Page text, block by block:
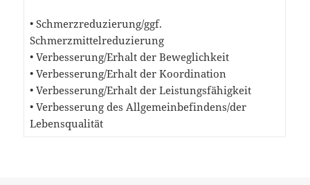
• Schmerzreduzierung/ggf.
Schmerzmittelreduzierung
• Verbesserung/Erhalt der Beweglichkeit
• Verbesserung/Erhalt der Koordination
• Verbesserung/Erhalt der Leistungsfähigkeit
• Verbesserung des Allgemeinbefindens/der
Lebensqualität